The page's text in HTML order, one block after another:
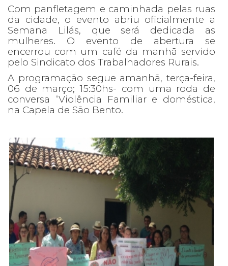
Com panfletagem e caminhada pelas ruas
da cidade, o evento abriu oficialmente a
Semana Lilás, que será dedicada as
mulheres. O evento de abertura se
encerrou com um café da manhã servido
pelo Sindicato dos Trabalhadores Rurais.
A programação segue amanhã, terça-feira,
06 de março; 15:30hs- com uma roda de
conversa “Violência Familiar e doméstica,
na Capela de São Bento.